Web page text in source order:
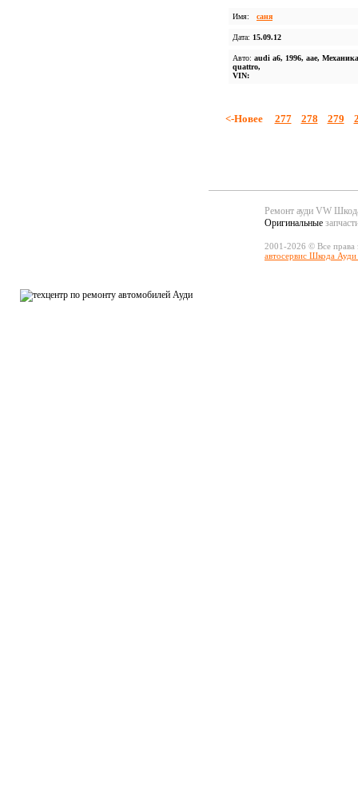
Имя: саня
Дата: 15.09.12
Авто: audi a6, 1996, aae,
quattro,
VIN:
<-Новее 277 278 279
Ремонт ауди VW
Оригинальные
2001-2026 © Все
автосервис Шкода